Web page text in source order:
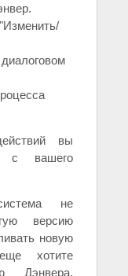
вы
с вашего
не
версию
новую
хотите
Дэнвера,